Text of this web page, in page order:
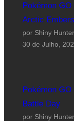
Pokémon
Arctic Embers
por Shiny
30 de Julho,
Pokémon
Battle Day
por Shiny